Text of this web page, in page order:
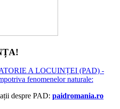
despre PAD: paidromania.ro